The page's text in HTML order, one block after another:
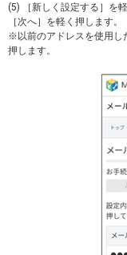
(5) ［新しく設定する］を
［次へ］を軽く押します。
※以前のアドレスを使用し
押します。